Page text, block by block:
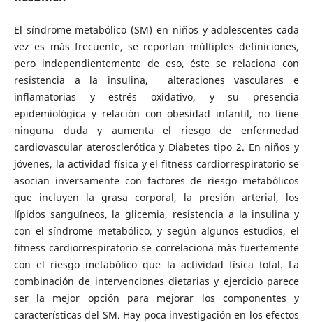
El síndrome metabólico (SM) en niños y adolescentes cada
vez es más frecuente, se reportan múltiples definiciones,
pero independientemente de eso, éste se relaciona con
resistencia a la insulina, alteraciones vasculares e
inflamatorias y estrés oxidativo, y su presencia
epidemiológica y relación con obesidad infantil, no tiene
ninguna duda y aumenta el riesgo de enfermedad
cardiovascular aterosclerótica y Diabetes tipo 2. En niños y
jóvenes, la actividad física y el fitness cardiorrespiratorio se
asocian inversamente con factores de riesgo metabólicos
que incluyen la grasa corporal, la presión arterial, los
lípidos sanguíneos, la glicemia, resistencia a la insulina y
con el síndrome metabólico, y según algunos estudios, el
fitness cardiorrespiratorio se correlaciona más fuertemente
con el riesgo metabólico que la actividad física total. La
combinación de intervenciones dietarias y ejercicio parece
ser la mejor opción para mejorar los componentes y
características del SM. Hay poca investigación en los efectos